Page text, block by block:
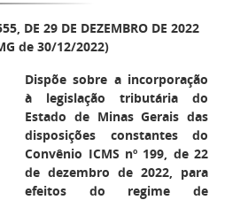
DE 29 DE DEZEMBRO DE 2022
de 30/12/2022)
Dispõe sobre a incorporação
à legislação tributária do
Estado de Minas Gerais das
disposições constantes do
Convênio ICMS nº 199, de 22
de dezembro de 2022, para
efeitos do regime de